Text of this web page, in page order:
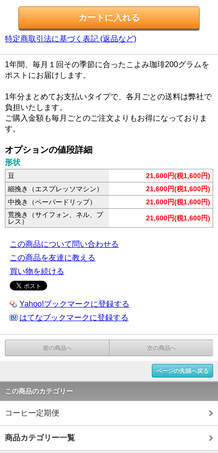
特定商取引法に基づく表記 (返品など)
1年間、毎月１回その季節に合ったこよみ珈琲200グラムを
ポストにお届けします。
1年分まとめてお支払いタイプで、各月ごとの送料は弊社で
負担いたします。
ご購入金額も毎月ごとのご注文よりもお得になっておりま
す。
オプションの値段詳細
形状
豆
21,600円(税1,600円)
細挽き（エスプレッソマシン）
21,600円(税1,600円)
中挽き（ペーパードリップ）
21,600円(税1,600円)
荒挽き（サイフォン、ネル、プ
レス）
21,600円(税1,600円)
この商品について問い合わせる
この商品を友達に教える
買い物を続ける
Yahoo!ブックマークに登録する
はてなブックマークに登録する
前の商品へ 次の商品へ
ページの先頭へ戻る
この商品のカテゴリー
コーヒー定期便
商品カテゴリー一覧